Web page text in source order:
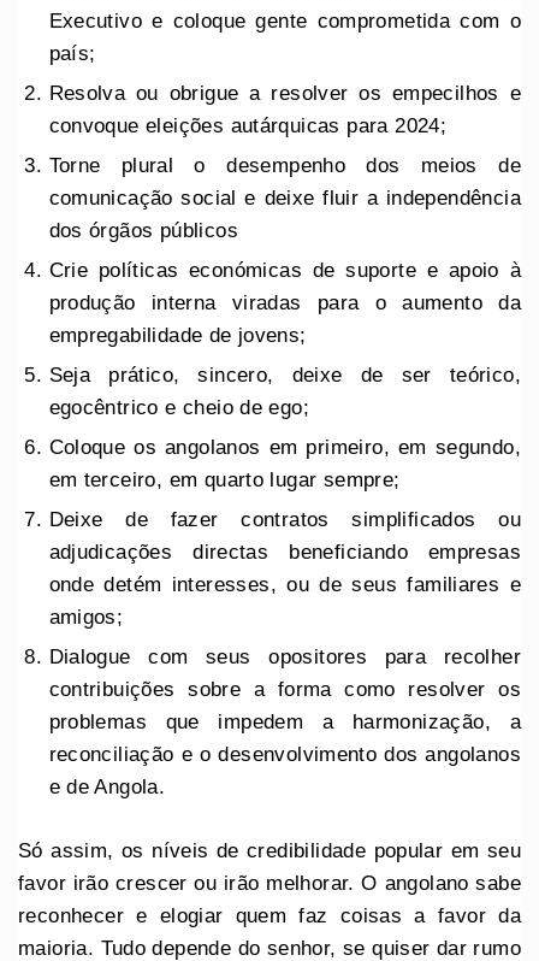
Executivo e coloque gente comprometida com o
país;
Resolva ou obrigue a resolver os empecilhos e
convoque eleições autárquicas para 2024;
Torne plural o desempenho dos meios de
comunicação social e deixe fluir a independência
dos órgãos públicos
Crie políticas económicas de suporte e apoio à
produção interna viradas para o aumento da
empregabilidade de jovens;
Seja prático, sincero, deixe de ser teórico,
egocêntrico e cheio de ego;
Coloque os angolanos em primeiro, em segundo,
em terceiro, em quarto lugar sempre;
Deixe de fazer contratos simplificados ou
adjudicações directas beneficiando empresas
onde detém interesses, ou de seus familiares e
amigos;
Dialogue com seus opositores para recolher
contribuições sobre a forma como resolver os
problemas que impedem a harmonização, a
reconciliação e o desenvolvimento dos angolanos
e de Angola.
Só assim, os níveis de credibilidade popular em seu
favor irão crescer ou irão melhorar. O angolano sabe
reconhecer e elogiar quem faz coisas a favor da
maioria. Tudo depende do senhor, se quiser dar rumo